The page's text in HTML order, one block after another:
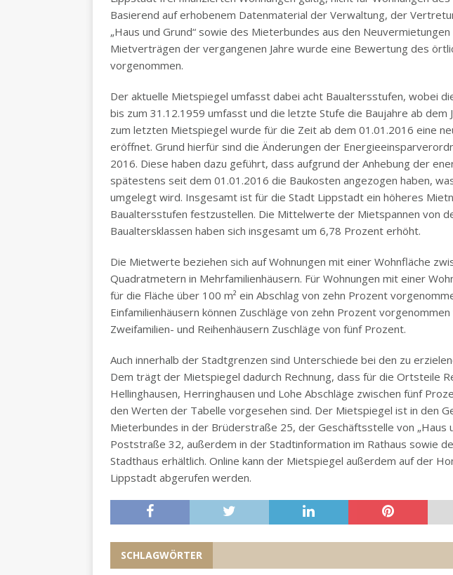
Basierend auf erhobenem Datenmaterial der Verwaltung, der
„Haus und Grund“ sowie des Mieterbundes aus den
Mietverträgen der vergangenen Jahre wurde eine Bewertung des
vorgenommen.
Der aktuelle Mietspiegel umfasst dabei acht Baualtersstufen, wobei
bis zum 31.12.1959 umfasst und die letzte Stufe die Baujahre ab dem
zum letzten Mietspiegel wurde für die Zeit ab dem 01.01.2016 eine
eröffnet. Grund hierfür sind die Änderungen der
2016. Diese haben dazu geführt, dass aufgrund der Anhebung der
spätestens seit dem 01.01.2016 die Baukosten angezogen haben,
umgelegt wird. Insgesamt ist für die Stadt Lippstadt ein höheres
Baualtersstufen festzustellen. Die Mittelwerte der Mietspannen von
Baualtersklassen haben sich insgesamt um 6,78 Prozent erhöht.
Die Mietwerte beziehen sich auf Wohnungen mit einer Wohnfläche
Quadratmetern in Mehrfamilienhäusern. Für Wohnungen mit einer
für die Fläche über 100 m² ein Abschlag von zehn Prozent
Einfamilienhäusern können Zuschläge von zehn Prozent
Zweifamilien- und Reihenhäusern Zuschläge von fünf Prozent.
Auch innerhalb der Stadtgrenzen sind Unterschiede bei den zu
Dem trägt der Mietspiegel dadurch Rechnung, dass für die Ortsteile
Hellinghausen, Herringhausen und Lohe Abschläge zwischen fünf
den Werten der Tabelle vorgesehen sind. Der Mietspiegel ist in den
Mieterbundes in der Brüderstraße 25, der Geschäftsstelle von „Haus
Poststraße 32, außerdem in der Stadtinformation im Rathaus sowie
Stadthaus erhältlich. Online kann der Mietspiegel außerdem auf der
Lippstadt abgerufen werden.
SCHLAGWÖRTER